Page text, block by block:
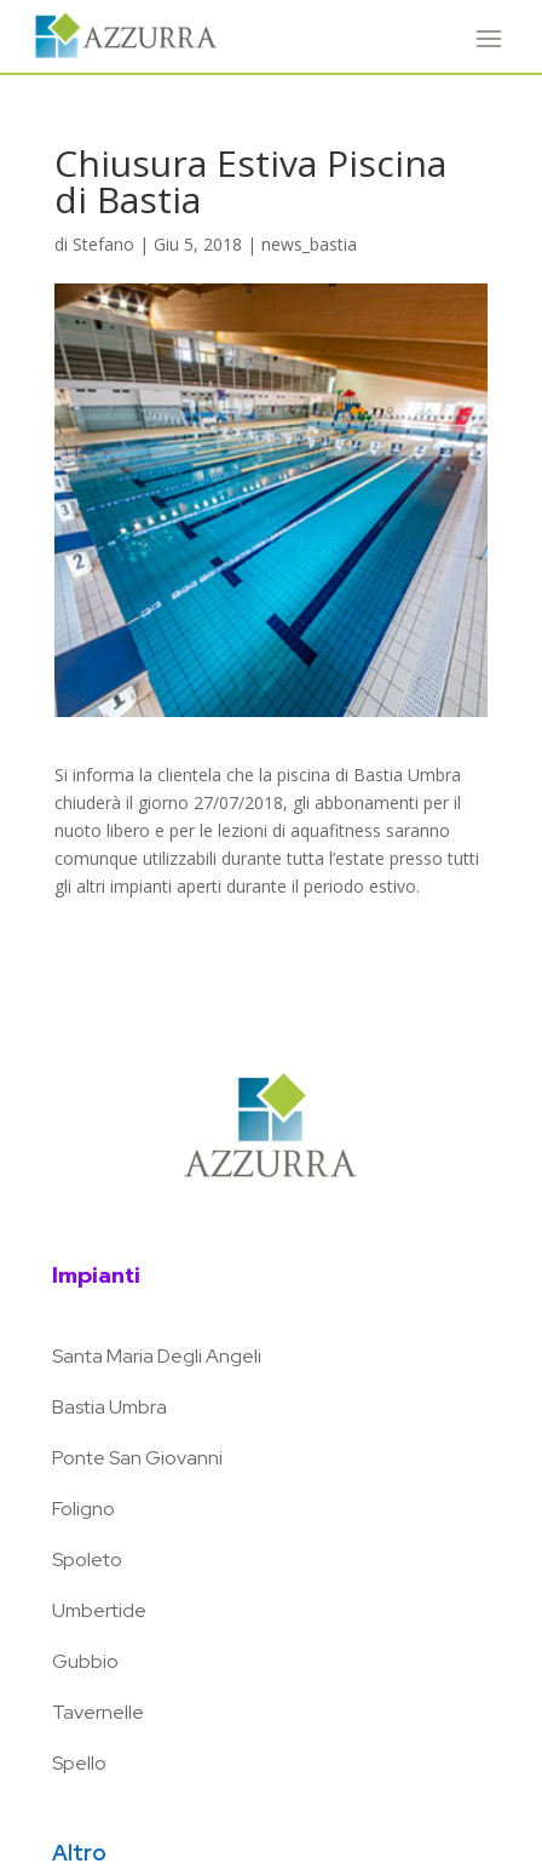
Chiusura Estiva Piscina
di Bastia
di Stefano | Giu 5, 2018 | news_bastia
Si informa la clientela che la piscina di Bastia Umbra
chiuderà il giorno 27/07/2018, gli abbonamenti per il
nuoto libero e per le lezioni di aquafitness saranno
comunque utilizzabili durante tutta l’estate presso tutti
gli altri impianti aperti durante il periodo estivo.
Impianti
Santa Maria Degli Angeli
Bastia Umbra
Ponte San Giovanni
Foligno
Spoleto
Umbertide
Gubbio
Tavernelle
Spello
Altro